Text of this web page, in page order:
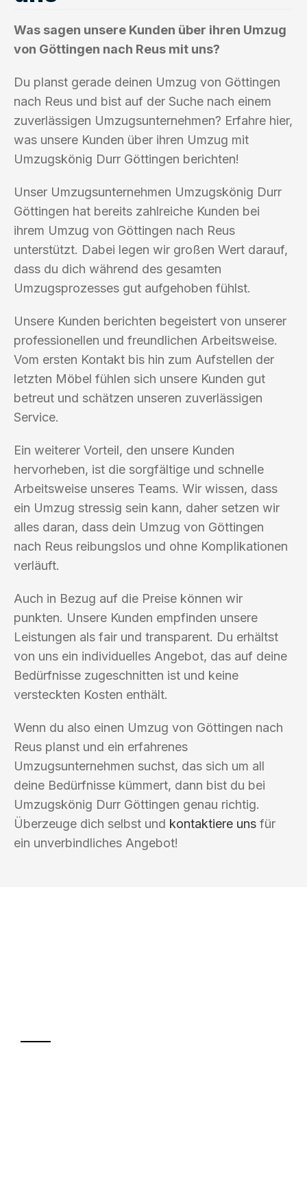
Was sagen unsere Kunden über ihren Umzug
von Göttingen nach Reus mit uns?
Du planst gerade deinen Umzug von Göttingen
nach Reus und bist auf der Suche nach einem
zuverlässigen Umzugsunternehmen? Erfahre hier,
was unsere Kunden über ihren Umzug mit
Umzugskönig Durr Göttingen berichten!
Unser Umzugsunternehmen Umzugskönig Durr
Göttingen hat bereits zahlreiche Kunden bei
ihrem Umzug von Göttingen nach Reus
unterstützt. Dabei legen wir großen Wert darauf,
dass du dich während des gesamten
Umzugsprozesses gut aufgehoben fühlst.
Unsere Kunden berichten begeistert von unserer
professionellen und freundlichen Arbeitsweise.
Vom ersten Kontakt bis hin zum Aufstellen der
letzten Möbel fühlen sich unsere Kunden gut
betreut und schätzen unseren zuverlässigen
Service.
Ein weiterer Vorteil, den unsere Kunden
hervorheben, ist die sorgfältige und schnelle
Arbeitsweise unseres Teams. Wir wissen, dass
ein Umzug stressig sein kann, daher setzen wir
alles daran, dass dein Umzug von Göttingen
nach Reus reibungslos und ohne Komplikationen
verläuft.
Auch in Bezug auf die Preise können wir
punkten. Unsere Kunden empfinden unsere
Leistungen als fair und transparent. Du erhältst
von uns ein individuelles Angebot, das auf deine
Bedürfnisse zugeschnitten ist und keine
versteckten Kosten enthält.
Wenn du also einen Umzug von Göttingen nach
Reus planst und ein erfahrenes
Umzugsunternehmen suchst, das sich um all
deine Bedürfnisse kümmert, dann bist du bei
Umzugskönig Durr Göttingen genau richtig.
Überzeuge dich selbst und kontaktiere uns für
ein unverbindliches Angebot!